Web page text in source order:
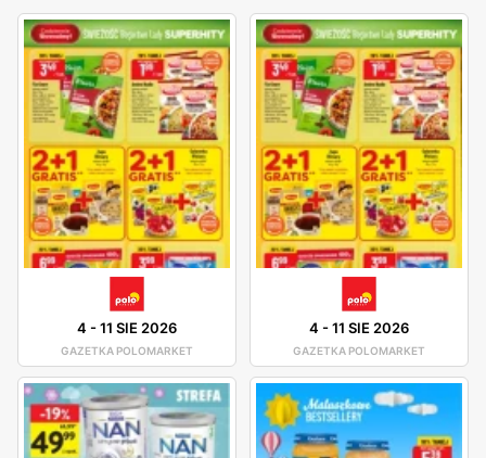
4 -11 SIE 2026
GAZETKA POLOMARKET
4 -11 SIE 2026
GAZETKA POLOMARKET